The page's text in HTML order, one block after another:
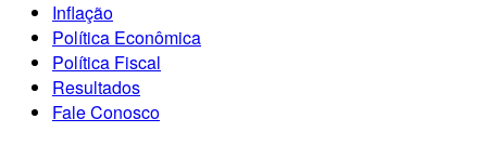
Inflação
Política Econômica
Política Fiscal
Resultados
Fale Conosco